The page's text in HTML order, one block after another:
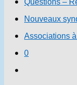
Questions –
Nouveaux
Associations
0